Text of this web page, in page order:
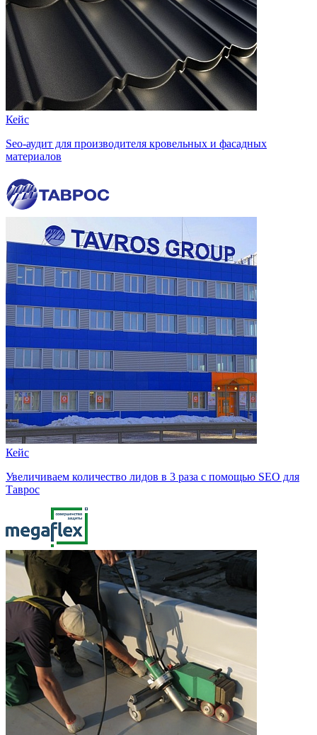
Кейс
Seo-аудит для производителя кровельных и фасадных
материалов
Кейс
Увеличиваем количество лидов в 3 раза с помощью SEO для
Таврос